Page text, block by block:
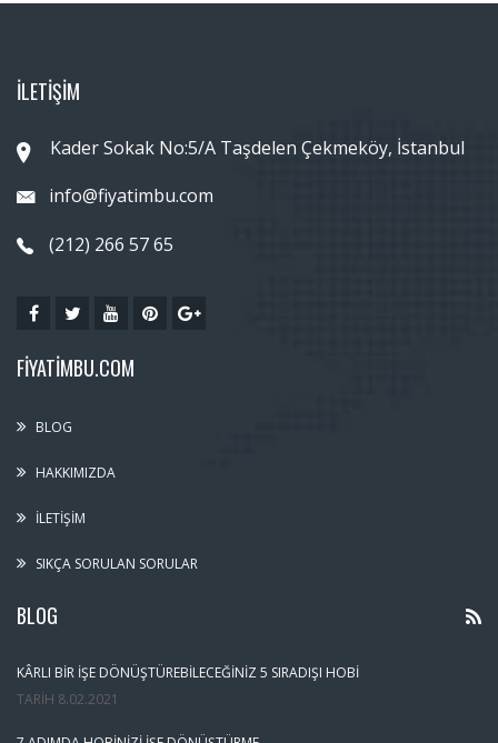
İLETİŞİM
Kader Sokak No:5/A Taşdelen Çekmeköy, İstanbul
info@fiyatimbu.com
(212) 266 57 65
FIYATIMBU.COM
BLOG
HAKKIMIZDA
İLETIŞIM
SIKÇA SORULAN SORULAR
BLOG
KÂRLI BIR İŞE DÖNÜŞTÜREBILECEĞINIZ 5 SIRADIŞI HOBI
TARIH 8.02.2021